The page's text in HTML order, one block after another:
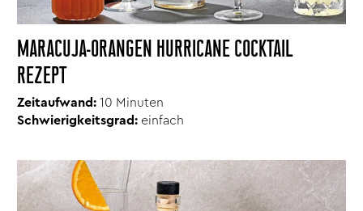
MARACUJA-ORANGEN HURRICANE COCKTAIL
REZEPT
Zeitaufwand: 10 Minuten
Schwierigkeitsgrad: einfach